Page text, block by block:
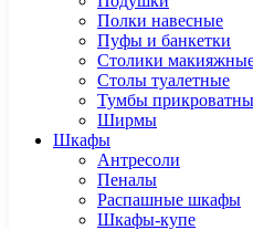
Полки навесные
Пуфы и банкетки
Столики
Столы туалетные
Тумбы
Ширмы
Шкафы
Антресоли
Пеналы
Распашные шкафы
Шкафы-купе